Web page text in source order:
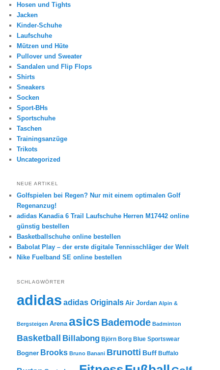
Hosen und Tights
Jacken
Kinder-Schuhe
Laufschuhe
Mützen und Hüte
Pullover und Sweater
Sandalen und Flip Flops
Shirts
Sneakers
Socken
Sport-BHs
Sportschuhe
Taschen
Trainingsanzüge
Trikots
Uncategorized
NEUE ARTIKEL
Golfspielen bei Regen? Nur mit einem optimalen Golf
Regenanzug!
adidas Kanadia 6 Trail Laufschuhe Herren M17442 online
günstig bestellen
Basketballschuhe online bestellen
Babolat Play – der erste digitale Tennisschläger der Welt
Nike Fuelband SE online bestellen
SCHLAGWÖRTER
adidas adidas Originals Air Jordan Alpin &
Bergsteigen Arena asics Bademode Badminton
Basketball Billabong Björn Borg Blue Sportswear
Bogner Brooks Bruno Banani Brunotti Buff Buffalo